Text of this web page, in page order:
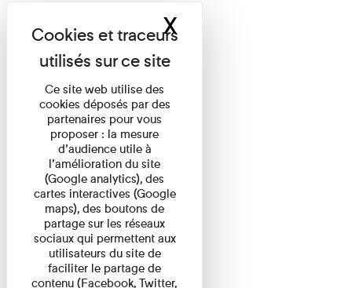
Ce site web utilise des
cookies déposés par des
partenaires pour vous
proposer : la mesure
d’audience utile à
l’amélioration du site
(Google analytics), des
cartes interactives (Google
maps), des boutons de
partage sur les réseaux
sociaux qui permettent aux
utilisateurs du site de
faciliter le partage de
contenu (Facebook, Twitter,
XMasquer le